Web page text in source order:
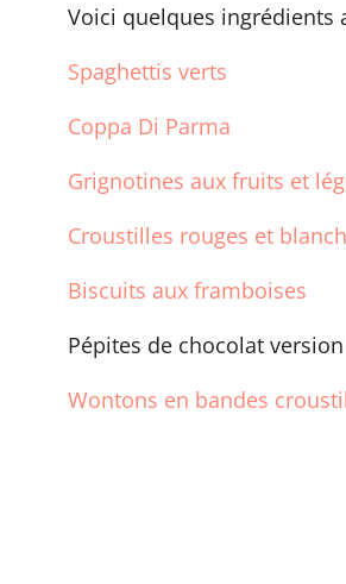
Voici quelques ingrédients
Spaghettis verts
Coppa Di Parma
Grignotines aux fruits et
Croustilles rouges et
Biscuits aux framboises
Pépites de chocolat
Wontons en bandes